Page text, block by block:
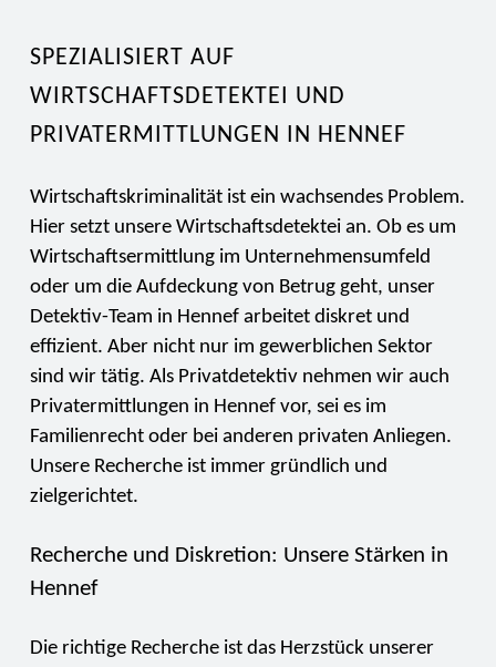
SPEZIALISIERT AUF
WIRTSCHAFTSDETEKTEI UND
PRIVATERMITTLUNGEN IN HENNEF
Wirtschaftskriminalität ist ein wachsendes Problem.
Hier setzt unsere Wirtschaftsdetektei an. Ob es um
Wirtschaftsermittlung im Unternehmensumfeld
oder um die Aufdeckung von Betrug geht, unser
Detektiv-Team in Hennef arbeitet diskret und
effizient. Aber nicht nur im gewerblichen Sektor
sind wir tätig. Als Privatdetektiv nehmen wir auch
Privatermittlungen in Hennef vor, sei es im
Familienrecht oder bei anderen privaten Anliegen.
Unsere Recherche ist immer gründlich und
zielgerichtet.
Recherche und Diskretion: Unsere Stärken in
Hennef
Die richtige Recherche ist das Herzstück unserer